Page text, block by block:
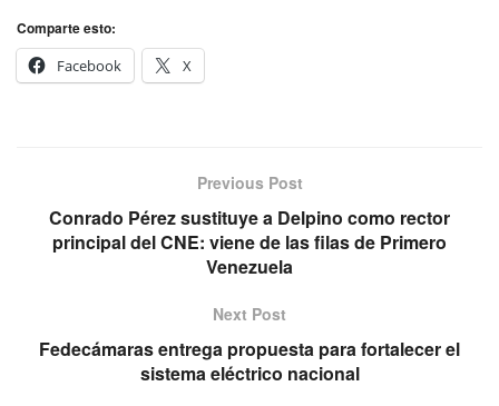
Comparte esto:
Facebook
X
Previous Post
Conrado Pérez sustituye a Delpino como rector
principal del CNE: viene de las filas de Primero
Venezuela
Next Post
Fedecámaras entrega propuesta para fortalecer el
sistema eléctrico nacional